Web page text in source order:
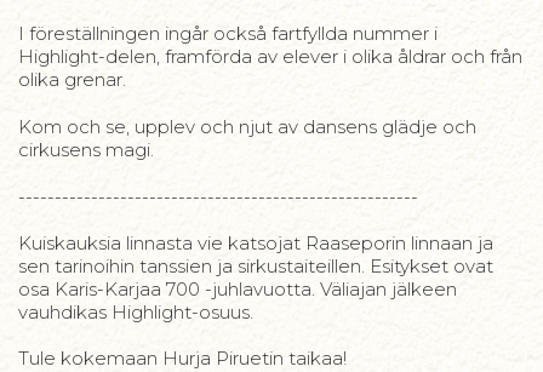
I föreställningen ingår också fartfyllda nummer i
Highlight-delen, framförda av elever i olika åldrar och från
olika grenar.
Kom och se, upplev och njut av dansens glädje och
cirkusens magi.
-------------------------------------------------------
Kuiskauksia linnasta vie katsojat Raaseporin linnaan ja
sen tarinoihin tanssien ja sirkustaiteillen. Esitykset ovat
osa Karis-Karjaa 700 -juhlavuotta. Väliajan jälkeen
vauhdikas Highlight-osuus.
Tule kokemaan Hurja Piruetin taikaa!